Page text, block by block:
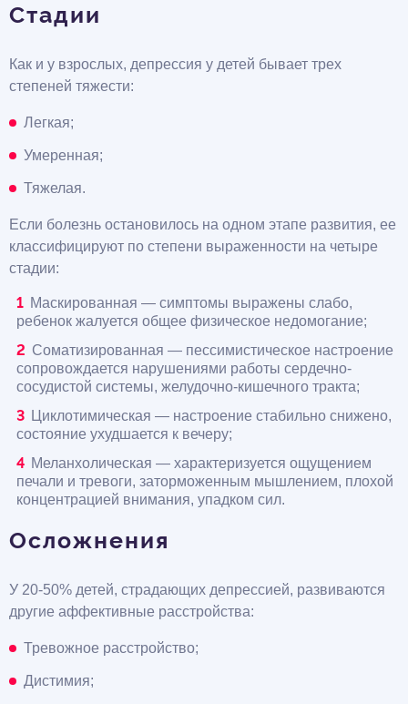
Стадии
Как и у взрослых, депрессия у детей бывает трех
степеней тяжести:
Легкая;
Умеренная;
Тяжелая.
Если болезнь остановилось на одном этапе развития, ее
классифицируют по степени выраженности на четыре
стадии:
Маскированная — симптомы выражены слабо,
ребенок жалуется общее физическое недомогание;
Соматизированная — пессимистическое настроение
сопровождается нарушениями работы сердечно-
сосудистой системы, желудочно-кишечного тракта;
Циклотимическая — настроение стабильно снижено,
состояние ухудшается к вечеру;
Меланхолическая — характеризуется ощущением
печали и тревоги, заторможенным мышлением, плохой
концентрацией внимания, упадком сил.
Осложнения
У 20-50% детей, страдающих депрессией, развиваются
другие аффективные расстройства:
Тревожное расстройство;
Дистимия;